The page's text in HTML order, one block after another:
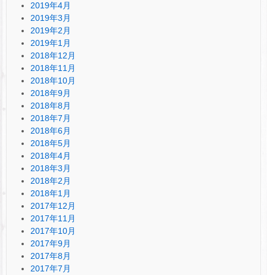
2019年4月
2019年3月
2019年2月
2019年1月
2018年12月
2018年11月
2018年10月
2018年9月
2018年8月
2018年7月
2018年6月
2018年5月
2018年4月
2018年3月
2018年2月
2018年1月
2017年12月
2017年11月
2017年10月
2017年9月
2017年8月
2017年7月